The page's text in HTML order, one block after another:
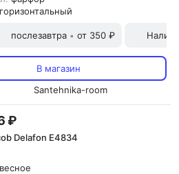
горизонтальный
послезавтра • от 350 ₽
В магазин
Santehnika-room
₽
Delafon E4834